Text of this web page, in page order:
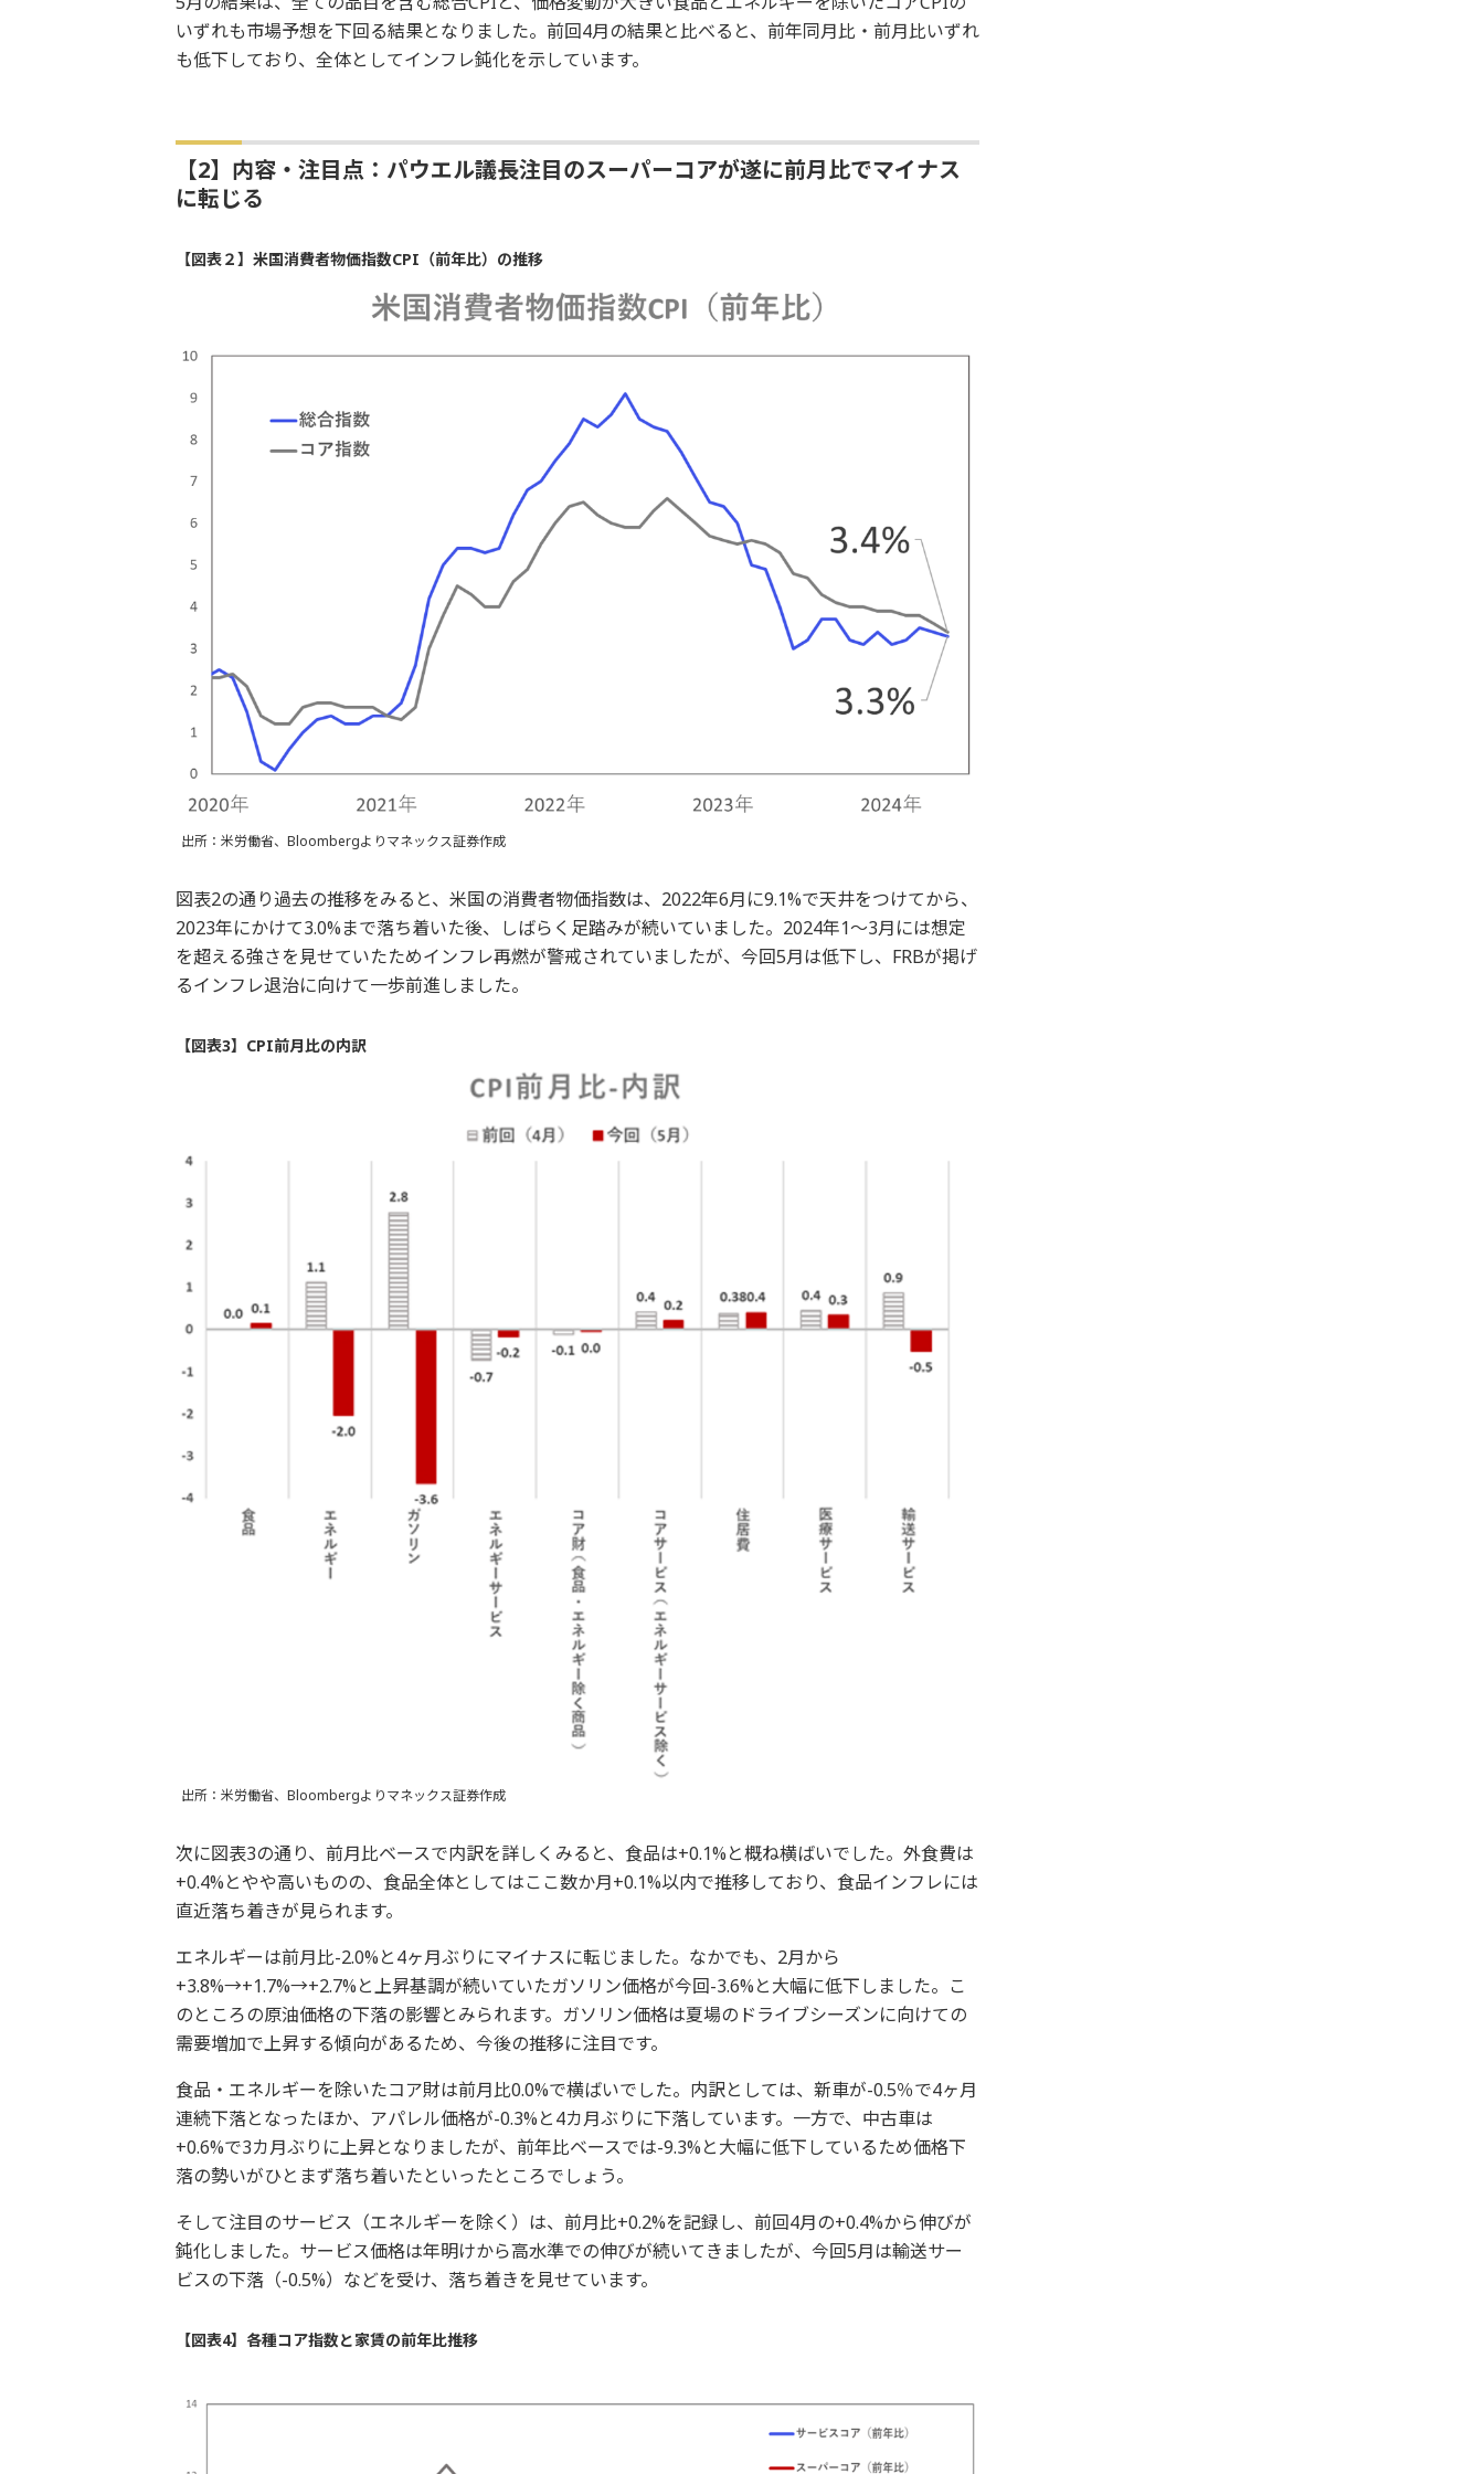
いずれも市場予想を下回る結果となりました。前回4月の結果と比べると、前年同月比・前月比いずれ
も低下しており、全体としてインフレ鈍化を示しています。
【2】内容・注目点：パウエル議長注目のスーパーコアが遂に前月比でマイナス
に転じる
【図表２】米国消費者物価指数CPI（前年比）の推移
出所：米労働省、Bloombergよりマネックス証券作成
図表2の通り過去の推移をみると、米国の消費者物価指数は、2022年6月に9.1%で天井をつけてから、
2023年にかけて3.0%まで落ち着いた後、しばらく足踏みが続いていました。2024年1～3月には想定
を超える強さを見せていたためインフレ再燃が警戒されていましたが、今回5月は低下し、FRBが掲げ
るインフレ退治に向けて一歩前進しました。
【図表3】CPI前月比の内訳
出所：米労働省、Bloombergよりマネックス証券作成
次に図表3の通り、前月比ベースで内訳を詳しくみると、食品は+0.1%と概ね横ばいでした。外食費は
+0.4%とやや高いものの、食品全体としてはここ数か月+0.1%以内で推移しており、食品インフレには
直近落ち着きが見られます。
エネルギーは前月比-2.0%と4ヶ月ぶりにマイナスに転じました。なかでも、2月から
+3.8%→+1.7%→+2.7%と上昇基調が続いていたガソリン価格が今回-3.6%と大幅に低下しました。こ
のところの原油価格の下落の影響とみられます。ガソリン価格は夏場のドライブシーズンに向けての
需要増加で上昇する傾向があるため、今後の推移に注目です。
食品・エネルギーを除いたコア財は前月比0.0%で横ばいでした。内訳としては、新車が-0.5％で4ヶ月
連続下落となったほか、アパレル価格が-0.3%と4カ月ぶりに下落しています。一方で、中古車は
+0.6%で3カ月ぶりに上昇となりましたが、前年比ベースでは-9.3%と大幅に低下しているため価格下
落の勢いがひとまず落ち着いたといったところでしょう。
そして注目のサービス（エネルギーを除く）は、前月比+0.2%を記録し、前回4月の+0.4%から伸びが
鈍化しました。サービス価格は年明けから高水準での伸びが続いてきましたが、今回5月は輸送サー
ビスの下落（-0.5%）などを受け、落ち着きを見せています。
【図表4】各種コア指数と家賃の前年比推移